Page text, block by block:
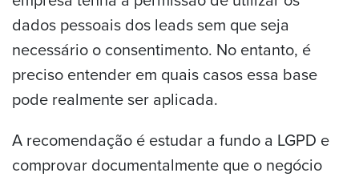
dados pessoais dos leads sem que seja
necessário o consentimento. No entanto, é
preciso entender em quais casos essa base
pode realmente ser aplicada.
A recomendação é estudar a fundo a LGPD e
comprovar documentalmente que o negócio